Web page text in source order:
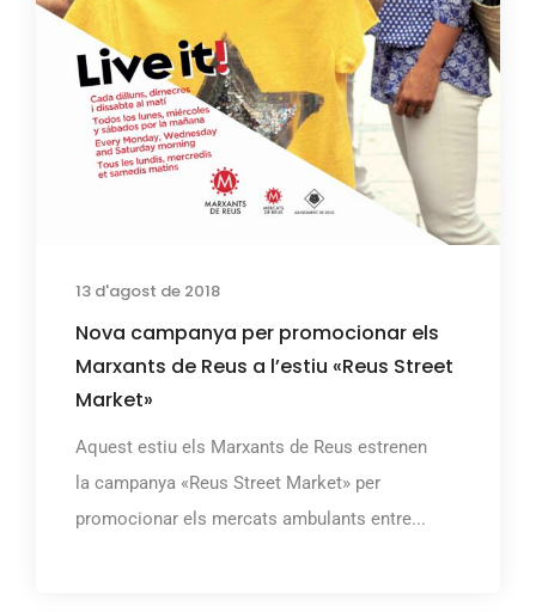
13 d'agost de 2018
Nova campanya per promocionar els
Marxants de Reus a l’estiu «Reus Street
Market»
Aquest estiu els Marxants de Reus estrenen
la campanya «Reus Street Market» per
promocionar els mercats ambulants entre...